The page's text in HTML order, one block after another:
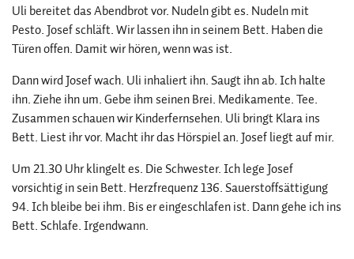
Uli bereitet das Abendbrot vor. Nudeln gibt es. Nudeln mit
Pesto. Josef schläft. Wir lassen ihn in seinem Bett. Haben die
Türen offen. Damit wir hören, wenn was ist.
Dann wird Josef wach. Uli inhaliert ihn. Saugt ihn ab. Ich halte
ihn. Ziehe ihn um. Gebe ihm seinen Brei. Medikamente. Tee.
Zusammen schauen wir Kinderfernsehen. Uli bringt Klara ins
Bett. Liest ihr vor. Macht ihr das Hörspiel an. Josef liegt auf mir.
Um 21.30 Uhr klingelt es. Die Schwester. Ich lege Josef
vorsichtig in sein Bett. Herzfrequenz 136. Sauerstoffsättigung
94. Ich bleibe bei ihm. Bis er eingeschlafen ist. Dann gehe ich ins
Bett. Schlafe. Irgendwann.